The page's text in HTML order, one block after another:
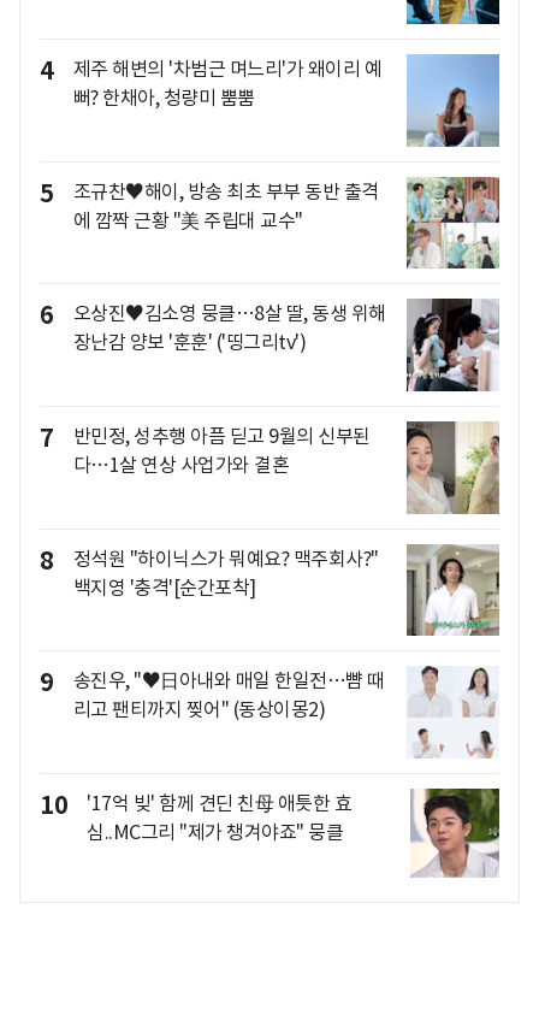
4
제주 해변의 '차범근 며느리'가 왜이리 예
뻐? 한채아, 청량미 뿜뿜
5
조규찬♥해이, 방송 최초 부부 동반 출격
에 깜짝 근황 "美 주립대 교수"
6
오상진♥김소영 뭉클…8살 딸, 동생 위해
장난감 양보 '훈훈' ('띵그리tv')
7
반민정, 성추행 아픔 딛고 9월의 신부된
다…1살 연상 사업가와 결혼
8
정석원 "하이닉스가 뭐예요? 맥주회사?"
백지영 '충격'[순간포착]
9
송진우, "♥日아내와 매일 한일전…뺨 때
리고 팬티까지 찢어" (동상이몽2)
10
'17억 빚' 함께 견딘 친母 애틋한 효
심..MC그리 "제가 챙겨야죠" 뭉클